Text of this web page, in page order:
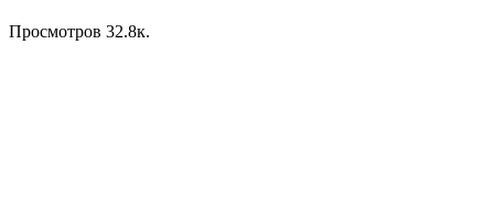
Просмотров 32.8к.